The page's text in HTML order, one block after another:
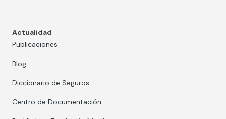
Actualidad
Publicaciones
Blog
Diccionario de Seguros
Centro de Documentación